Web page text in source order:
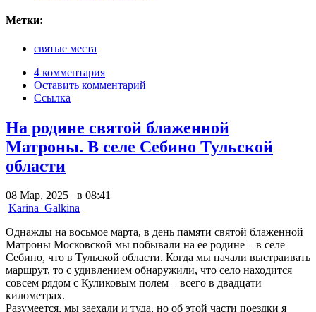
Метки:
святые места
4 комментария
Оставить комментарий
Ссылка
На родине святой блаженной
Матроны. В селе Себино Тульской
области
08 Мар, 2025 в 08:41
Karina_Galkina
Однажды на восьмое марта, в день памяти святой блаженной
Матроны Московской мы побывали на ее родине – в селе
Себино, что в Тульской области. Когда мы начали выстраивать
маршрут, то с удивлением обнаружили, что село находится
совсем рядом с Куликовым полем – всего в двадцати
километрах.
Разумеется, мы заехали и туда, но об этой части поездки я